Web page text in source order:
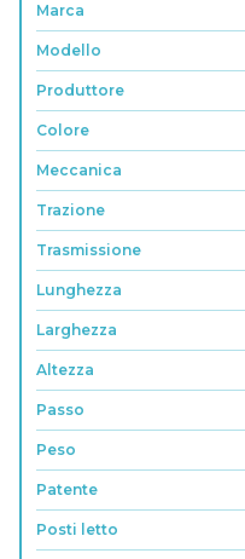
Marca
Modello
Produttore
Colore
Meccanica
Trazione
Trasmissione
Lunghezza
Larghezza
Altezza
Passo
Peso
Patente
Posti letto